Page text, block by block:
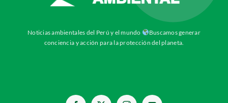
Noticias ambientales del Perú y el mundo
Buscamos generar
conciencia y acción para la protección del planeta.